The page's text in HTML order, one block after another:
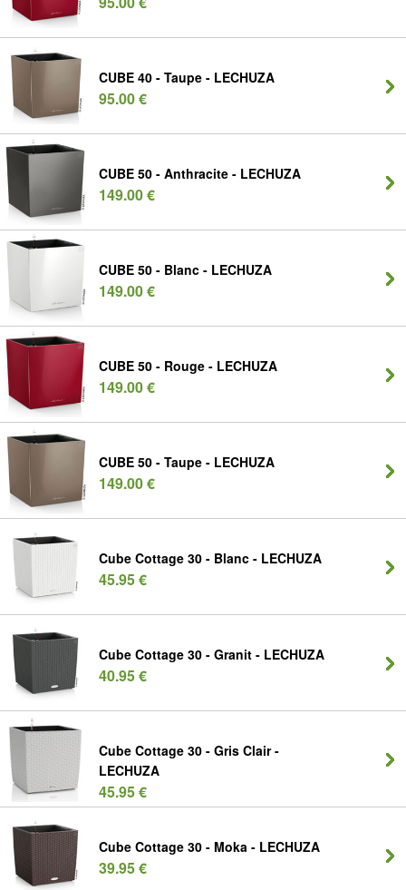
CUBE 40 - Taupe - LECHUZA
95.00 €
CUBE 50 - Anthracite - LECHUZA
149.00 €
CUBE 50 - Blanc - LECHUZA
149.00 €
CUBE 50 - Rouge - LECHUZA
149.00 €
CUBE 50 - Taupe - LECHUZA
149.00 €
Cube Cottage 30 - Blanc - LECHUZA
45.95 €
Cube Cottage 30 - Granit - LECHUZA
40.95 €
Cube Cottage 30 - Gris Clair -
LECHUZA
45.95 €
Cube Cottage 30 - Moka - LECHUZA
39.95 €